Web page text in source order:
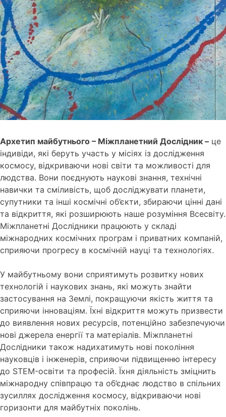
Архетип майбутнього – Міжпланетний Дослідник – це
індивіди, які беруть участь у місіях із дослідження
космосу, відкриваючи нові світи та можливості для
людства. Вони поєднують наукові знання, технічні
навички та сміливість, щоб досліджувати планети,
супутники та інші космічні об’єкти, збираючи цінні дані
та відкриття, які розширюють наше розуміння Всесвіту.
Міжпланетні Дослідники працюють у складі
міжнародних космічних програм і приватних компаній,
сприяючи прогресу в космічній науці та технологіях.
У майбутньому вони сприятимуть розвитку нових
технологій і наукових знань, які можуть знайти
застосування на Землі, покращуючи якість життя та
сприяючи інноваціям. Їхні відкриття можуть призвести
до виявлення нових ресурсів, потенційно забезпечуючи
нові джерела енергії та матеріалів. Міжпланетні
Дослідники також надихатимуть нові покоління
науковців і інженерів, сприяючи підвищенню інтересу
до STEM-освіти та професій. Їхня діяльність зміцнить
міжнародну співпрацю та об’єднає людство в спільних
зусиллях дослідження космосу, відкриваючи нові
горизонти для майбутніх поколінь.